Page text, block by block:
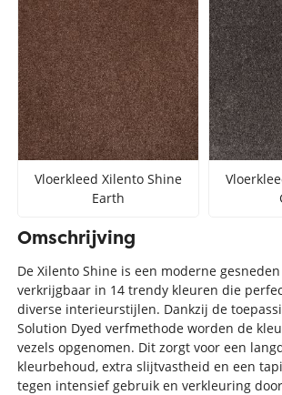
Vloerkleed Xilento Shine
Earth
Omschrijving
De Xilento Shine is een moderne
verkrijgbaar in 14 trendy kleuren die
diverse interieurstijlen. Dankzij de
Solution Dyed verfmethode worden de
vezels opgenomen. Dit zorgt voor een
kleurbehoud, extra slijtvastheid en een
tegen intensief gebruik en verkleuring